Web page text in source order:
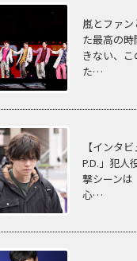
嵐とファ
た最高の
きない、
た…
【インタ
P.D.」犯人
撃シーンは
心…